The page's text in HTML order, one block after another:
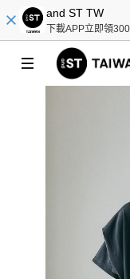
and ST TW
下載APP立即領